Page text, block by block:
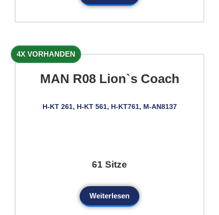
4X VORHANDEN
MAN R08 Lion`s Coach
H-KT 261, H-KT 561, H-KT761, M-AN8137
61 Sitze
Weiterlesen